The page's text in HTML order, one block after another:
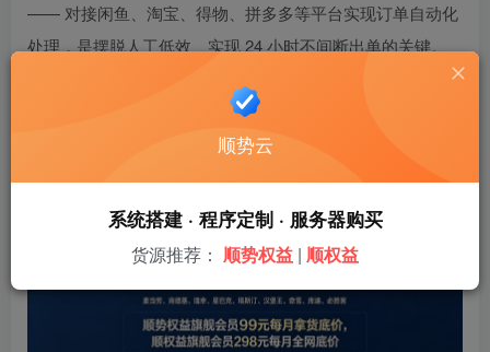
—— 对接闲鱼、淘宝、得物、拼多多等平台实现订单自动化
处理，是摆脱人工低效、实现 24 小时不间断出单的关键。
）作为专注餐饮代下
采购的终端服务平台，正是为这类场景提供合规、稳定、高
适配的底层支持，让自动发货业务真正 “跑起来、不翻车”。
顺势云
系统搭建 · 程序定制 · 服务器购买
货源推荐： 顺势权益 | 顺权益